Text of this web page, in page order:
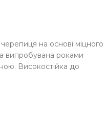
на основі міцного
випробувана роками
Високостійка до